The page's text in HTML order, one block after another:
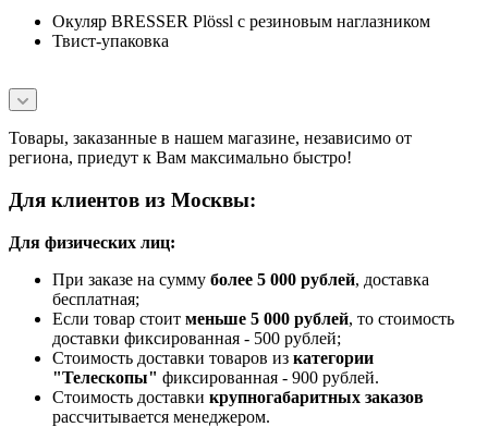
Окуляр BRESSER Plössl с резиновым наглазником
Твист-упаковка
Товары, заказанные в нашем магазине, независимо от
региона, приедут к Вам максимально быстро!
Для клиентов из Москвы:
Для физических лиц:
При заказе на сумму более 5 000 рублей, доставка
бесплатная;
Если товар стоит меньше 5 000 рублей, то стоимость
доставки фиксированная - 500 рублей;
Стоимость доставки товаров из категории
"Телескопы" фиксированная - 900 рублей.
Стоимость доставки крупногабаритных заказов
рассчитывается менеджером.